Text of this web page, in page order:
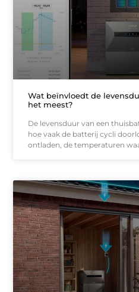
Wat beïnvloedt de
het meest?
De levensduur van een
hoe vaak de batterij cycli
ontladen, de temperaturen